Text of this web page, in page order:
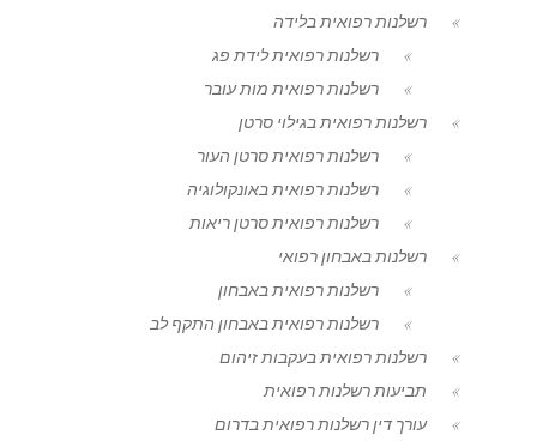
רשלנות רפואית בלידה
רשלנות רפואית לידת פג
רשלנות רפואית מות עובר
רשלנות רפואית בגילוי סרטן
רשלנות רפואית סרטן העור
רשלנות רפואית באונקולוגיה
רשלנות רפואית סרטן ריאות
רשלנות באבחון רפואי
רשלנות רפואית באבחון
רשלנות רפואית באבחון התקף לב
רשלנות רפואית בעקבות זיהום
תביעות רשלנות רפואית
עורך דין רשלנות רפואית בדרום